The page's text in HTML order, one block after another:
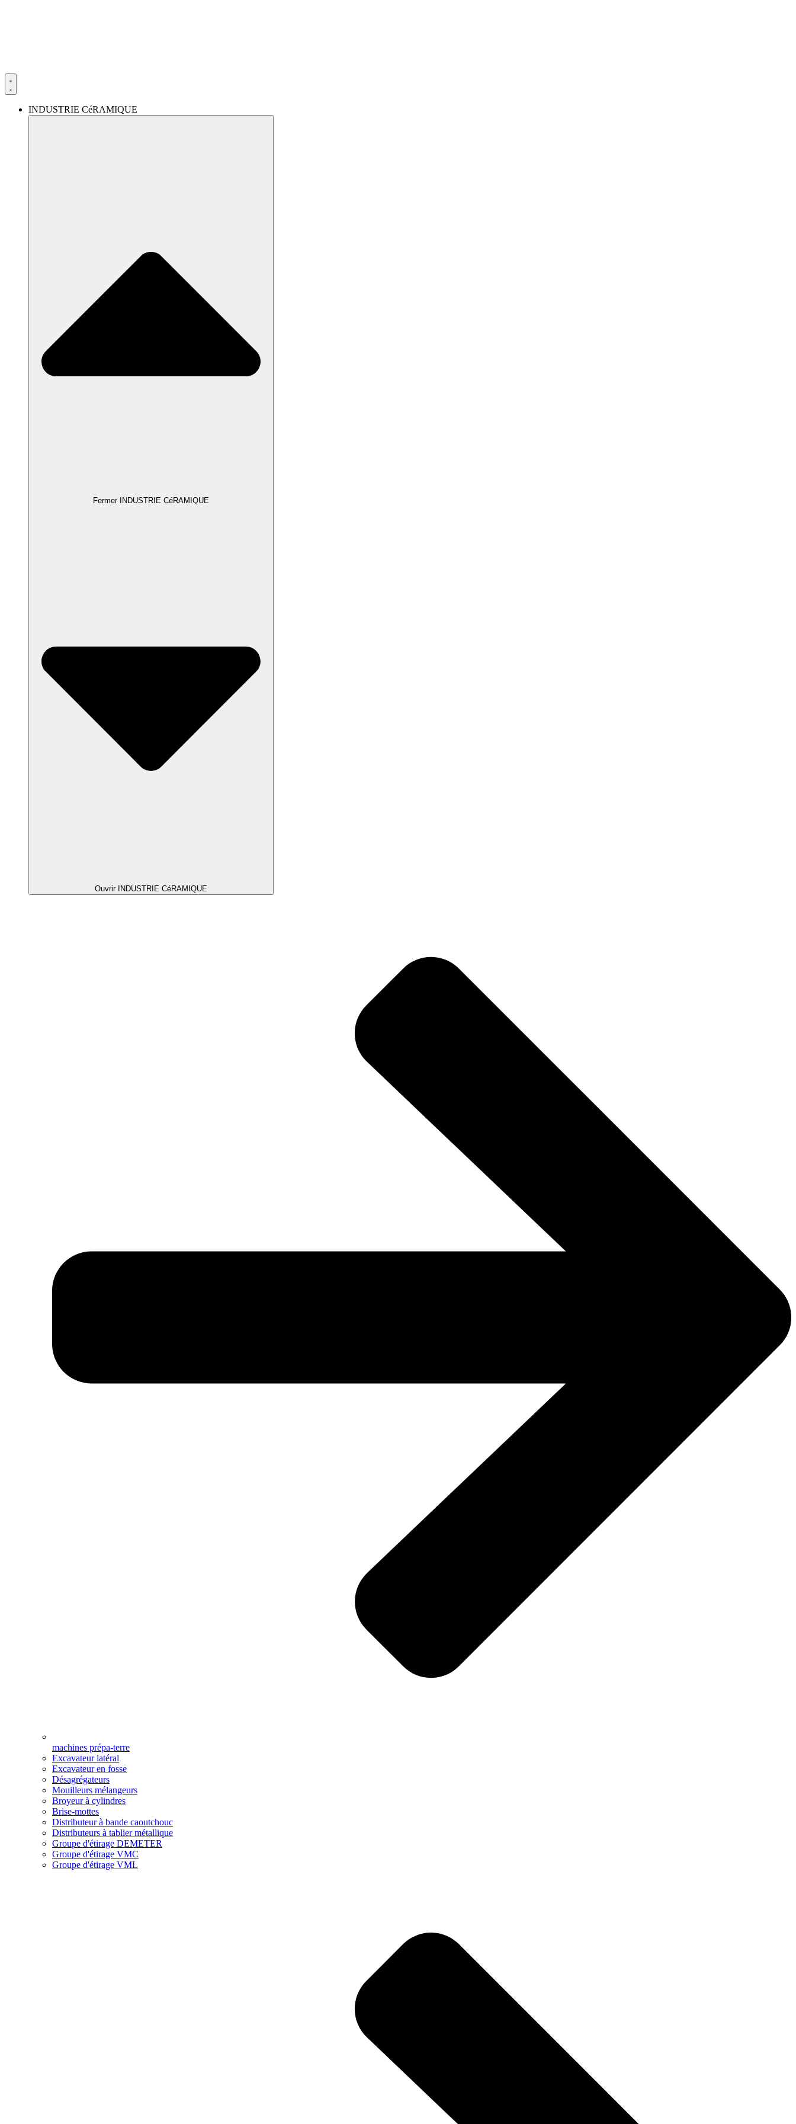
INDUSTRIE CéRAMIQUE
Fermer INDUSTRIE CéRAMIQUE
Ouvrir INDUSTRIE CéRAMIQUE
machines prépa-terre
Excavateur latéral
Excavateur en fosse
Désagrégateurs
Mouilleurs mélangeurs
Broyeur à cylindres
Brise-mottes
Distributeur à bande caoutchouc
Distributeurs à tablier métallique
Groupe d'étirage DEMETER
Groupe d'étirage VMC
Groupe d'étirage VML